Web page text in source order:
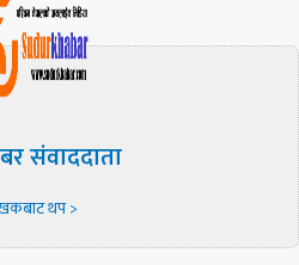
संवाददाता
थप >